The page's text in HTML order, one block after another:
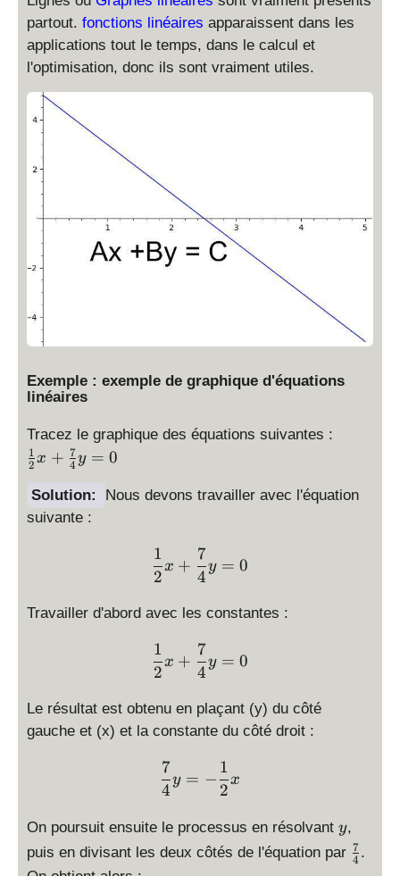
partout. fonctions linéaires apparaissent dans les
applications tout le temps, dans le calcul et
l'optimisation, donc ils sont vraiment utiles.
Exemple : exemple de graphique d'équations
linéaires
Tracez le graphique des équations suivantes :
c
4
}
2
1 x + 4
7 y = 0
Solution:
Nous devons travailler avec l'équation
suivante :
\displaystyle
2
1
x +
4
7
y = 0
Travailler d'abord avec les constantes :
\displaystyle
2
1
x +
4
7
y = 0
Le résultat est obtenu en plaçant (y) du côté
gauche et (x) et la constante du côté droit :
\displaystyle
4
7
y = −
2
1
x
On poursuit ensuite le processus en résolvant y
y,
puis en divisant les deux côtés de l'équation par \
f
4
7 .